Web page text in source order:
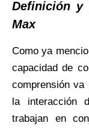
Definición y
Max
Como ya
capacidad de
comprensión
la interacción
trabajan en